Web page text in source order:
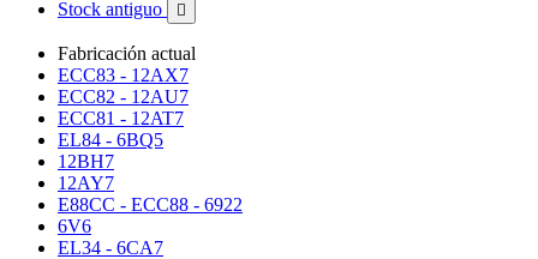
Stock antiguo 
Fabricación actual
ECC83 - 12AX7
ECC82 - 12AU7
ECC81 - 12AT7
EL84 - 6BQ5
12BH7
12AY7
E88CC - ECC88 - 6922
6V6
EL34 - 6CA7